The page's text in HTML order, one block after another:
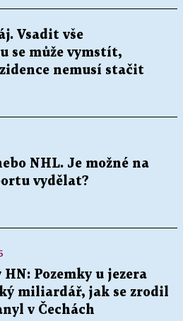
Vsadit vše
se může vymstít,
nemusí stačit
NHL. Je možné na
vydělat?
Pozemky u jezera
miliardář, jak se zrodil
v Čechách